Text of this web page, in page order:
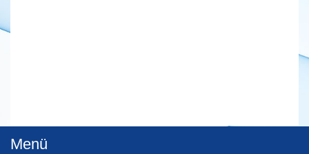
Menü